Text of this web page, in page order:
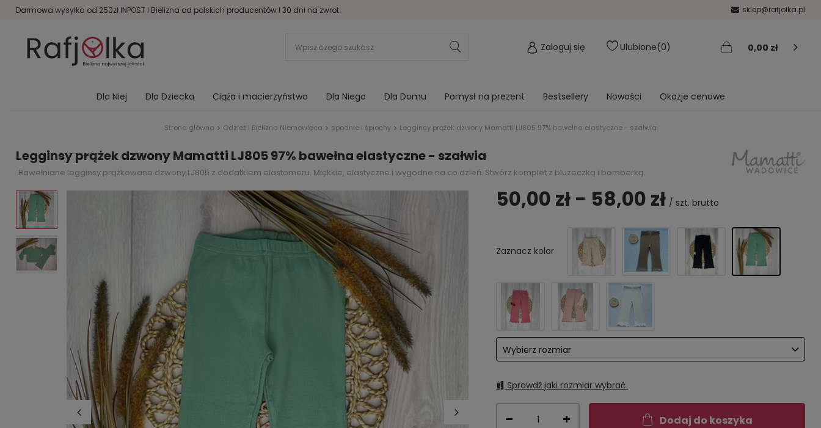
Darmowa wysyłka od 250zł INPOST I Bielizna od polskich producentów I 30 dni na zwrot sklep@rafjolka.pl
Zaloguj się Ulubione 0 0,00 zł
Dla Niej Dla Dziecka Ciąża i macierzyństwo Dla Niego Dla Domu Pomysł na prezent Bestsellery Nowości Okazje cenowe
Strona główna Odzież i Bielizna Niemowlęca spodnie i śpiochy Legginsy prążek dzwony Mamatti LJ805 97% bawełna elastyczne - szałwia
Legginsy prążek dzwony Mamatti LJ805 97% bawełna elastyczne - szałwia
Bawełniane legginsy prążkowane dzwony LJ805 z dodatkiem elastomeru. Miękkie, elastyczne i wygodne na co dzień. Stwórz komplet z bluzeczką i bomberką.
50,00 zł - 58,00 zł / szt. brutto
Zaznacz kolor
Wybierz rozmiar
Sprawdź jaki rozmiar wybrać.
Dodaj do koszyka